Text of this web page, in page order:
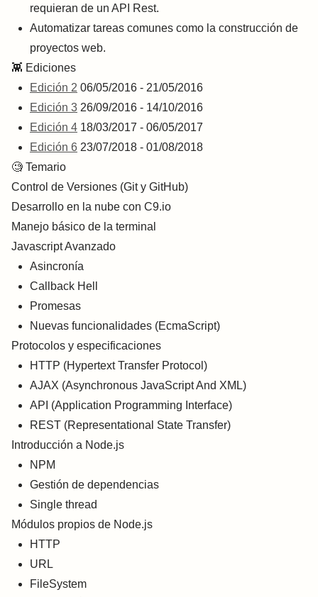
requieran de un API Rest.
Automatizar tareas comunes como la construcción de
proyectos web.
👾 Ediciones
Edición 2 06/05/2016 - 21/05/2016
Edición 3 26/09/2016 - 14/10/2016
Edición 4 18/03/2017 - 06/05/2017
Edición 6 23/07/2018 - 01/08/2018
🧐 Temario
Control de Versiones (Git y GitHub)
Desarrollo en la nube con C9.io
Manejo básico de la terminal
Javascript Avanzado
Asincronía
Callback Hell
Promesas
Nuevas funcionalidades (EcmaScript)
Protocolos y especificaciones
HTTP (Hypertext Transfer Protocol)
AJAX (Asynchronous JavaScript And XML)
API (Application Programming Interface)
REST (Representational State Transfer)
Introducción a Node.js
NPM
Gestión de dependencias
Single thread
Módulos propios de Node.js
HTTP
URL
FileSystem